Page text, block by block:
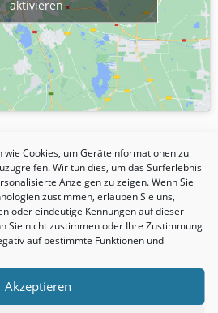
wie Cookies, um Geräteinformationen zu
Wir tun dies, um das Surferlebnis
Anzeigen zu zeigen. Wenn Sie
zustimmen, erlauben Sie uns,
oder eindeutige Kennungen auf dieser
Sie nicht zustimmen oder Ihre Zustimmung
auf bestimmte Funktionen und
Akzeptieren
aktivieren
seit über
Jahren!